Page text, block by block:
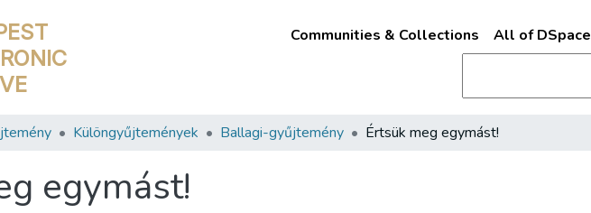
Communities & Collections All of DSpace
Különgyűjtemények Ballagi-gyűjtemény Értsük meg egymást!
egymást!